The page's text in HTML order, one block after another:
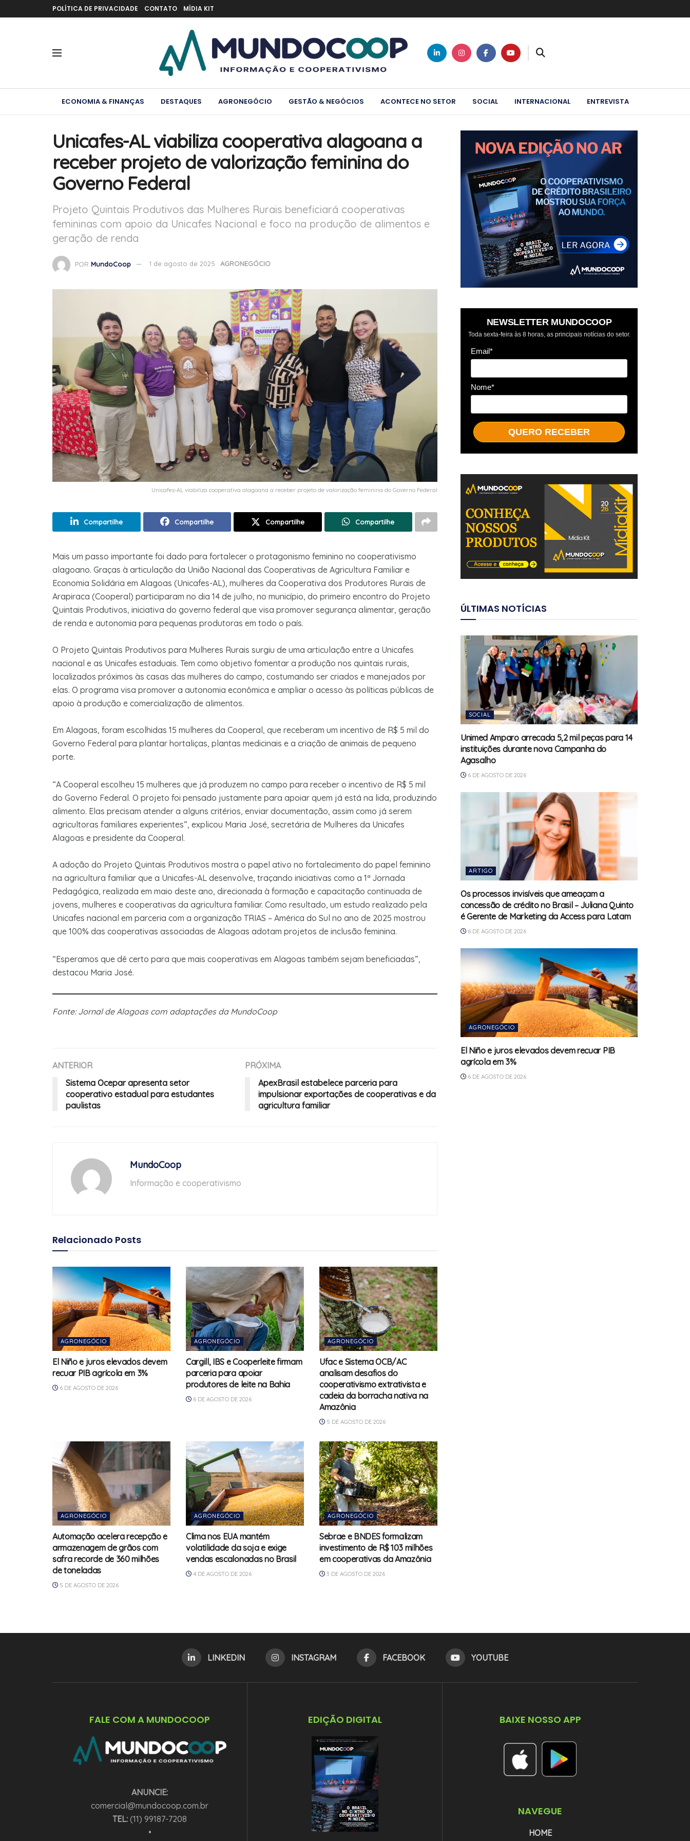
POLÍTICA DE PRIVACIDADE CONTATO MÍDIA KIT
ECONOMIA & FINANÇAS DESTAQUES AGRONEGÓCIO GESTÃO & NEGÓCIOS ACONTECE NO SETOR SOCIAL INTERNACIONAL ENTREVISTA
Unicafes-AL viabiliza cooperativa alagoana a
receber projeto de valorização feminina do
Governo Federal
Projeto Quintais Produtivos das Mulheres Rurais beneficiará cooperativas
femininas com apoio da Unicafes Nacional e foco na produção de alimentos e
geração de renda
POR MundoCoop 1 de agosto de 2025 AGRONEGÓCIO
Unicafes-AL viabiliza cooperativa alagoana a receber projeto de valorização feminina do Governo Federal
Compartilhe Compartilhe Compartilhe Compartilhe
Mais um passo importante foi dado para fortalecer o protagonismo feminino no cooperativismo
alagoano. Graças à articulação da União Nacional das Cooperativas de Agricultura Familiar e
Economia Solidária em Alagoas (Unicafes-AL), mulheres da Cooperativa dos Produtores Rurais de
Arapiraca (Cooperal) participaram no dia 14 de julho, no município, do primeiro encontro do Projeto
Quintais Produtivos, iniciativa do governo federal que visa promover segurança alimentar, geração
de renda e autonomia para pequenas produtoras em todo o país.
O Projeto Quintais Produtivos para Mulheres Rurais surgiu de uma articulação entre a Unicafes
nacional e as Unicafes estaduais. Tem como objetivo fomentar a produção nos quintais rurais,
localizados próximos às casas das mulheres do campo, costumando ser criados e manejados por
elas. O programa visa promover a autonomia econômica e ampliar o acesso às políticas públicas de
apoio à produção e comercialização de alimentos.
Em Alagoas, foram escolhidas 15 mulheres da Cooperal, que receberam um incentivo de R$ 5 mil do
Governo Federal para plantar hortaliças, plantas medicinais e a criação de animais de pequeno
porte.
“A Cooperal escolheu 15 mulheres que já produzem no campo para receber o incentivo de R$ 5 mil
do Governo Federal. O projeto foi pensado justamente para apoiar quem já está na lida, produzindo
alimento. Elas precisam atender a alguns critérios, enviar documentação, assim como já serem
agricultoras familiares experientes”, explicou Maria José, secretária de Mulheres da Unicafes
Alagoas e presidente da Cooperal.
A adoção do Projeto Quintais Produtivos mostra o papel ativo no fortalecimento do papel feminino
na agricultura familiar que a Unicafes-AL desenvolve, traçando iniciativas como a 1ª Jornada
Pedagógica, realizada em maio deste ano, direcionada à formação e capacitação continuada de
jovens, mulheres e cooperativas da agricultura familiar. Como resultado, um estudo realizado pela
Unicafes nacional em parceria com a organização TRIAS – América do Sul no ano de 2025 mostrou
que 100% das cooperativas associadas de Alagoas adotam projetos de inclusão feminina.
“Esperamos que dê certo para que mais cooperativas em Alagoas também sejam beneficiadas”,
destacou Maria José.
Fonte: Jornal de Alagoas com adaptações da MundoCoop
ANTERIOR
Sistema Ocepar apresenta setor
cooperativo estadual para estudantes
paulistas
PRÓXIMA
ApexBrasil estabelece parceria para
impulsionar exportações de cooperativas e da
agricultura familiar
MundoCoop
Informação e cooperativismo
Relacionado Posts
AGRONEGÓCIO
El Niño e juros elevados devem
recuar PIB agrícola em 3%
6 DE AGOSTO DE 2026
AGRONEGÓCIO
Cargill, IBS e Cooperleite firmam
parceria para apoiar
produtores de leite na Bahia
6 DE AGOSTO DE 2026
AGRONEGÓCIO
Ufac e Sistema OCB/AC
analisam desafios do
cooperativismo extrativista e
cadeia da borracha nativa na
Amazônia
5 DE AGOSTO DE 2026
AGRONEGÓCIO
Automação acelera recepção e
armazenagem de grãos com
safra recorde de 360 milhões
de toneladas
5 DE AGOSTO DE 2026
AGRONEGÓCIO
Clima nos EUA mantém
volatilidade da soja e exige
vendas escalonadas no Brasil
4 DE AGOSTO DE 2026
AGRONEGÓCIO
Sebrae e BNDES formalizam
investimento de R$ 103 milhões
em cooperativas da Amazônia
3 DE AGOSTO DE 2026
NEWSLETTER MUNDOCOOP
Toda sexta-feira às 8 horas, as principais notícias do setor.
Email*
Nome*
QUERO RECEBER
ÚLTIMAS NOTÍCIAS
SOCIAL
Unimed Amparo arrecada 5,2 mil peças para 14
instituições durante nova Campanha do
Agasalho
6 DE AGOSTO DE 2026
ARTIGO
Os processos invisíveis que ameaçam a
concessão de crédito no Brasil – Juliana Quinto
é Gerente de Marketing da Access para Latam
6 DE AGOSTO DE 2026
AGRONEGÓCIO
El Niño e juros elevados devem recuar PIB
agrícola em 3%
6 DE AGOSTO DE 2026
LINKEDIN INSTAGRAM FACEBOOK YOUTUBE
FALE COM A MUNDOCOOP
ANUNCIE:
comercial@mundocoop.com.br
TEL: (11) 99187-7208
•
EDIÇÃO DIGITAL BAIXE NOSSO APP
NAVEGUE
HOME